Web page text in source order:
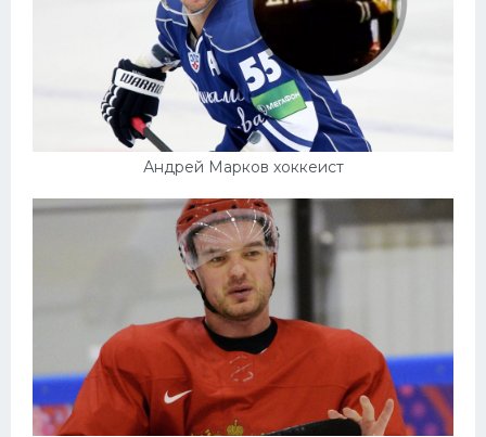
Андрей Марков хоккеист